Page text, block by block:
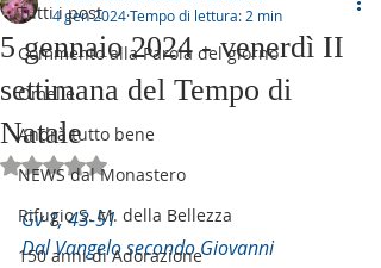
Tutti i post
Commento alla Parola del giorno
Omelie
Andrà tutto bene
NEWS dal Monastero
Rifugio S. M. della Bellezza
150 anni di Adorazione
5 gennaio 2024 - venerdì II
settimana del Tempo di
Natale
4 gen 2024Tempo di lettura: 2 min
Valutazione NaN stelle su 5.
Gv 1, 43-51
Dal Vangelo secondo Giovanni